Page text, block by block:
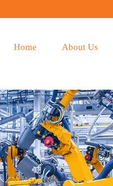
Home About Us